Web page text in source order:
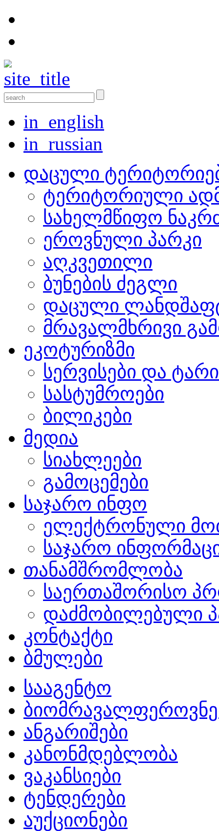
in_english
in_russian
დაცული
ტერიტორიული
სახელმწიფო
ეროვნული პარკი
აღკვეთილი
ბუნების ძეგლი
დაცული
მრავალმხრივი
ეკოტურიზმი
სერვისები და
სასტუმროები
ბილიკები
მედია
სიახლეები
გამოცემები
საჯარო ინფო
ელექტრონული
საჯარო
თანამშრომლობა
საერთაშორისო
დაძმობილებული
კონტაქტი
ბმულები
სააგენტო
ანგარიშები
კანონმდებლობა
ვაკანსიები
ტენდერები
აუქციონები